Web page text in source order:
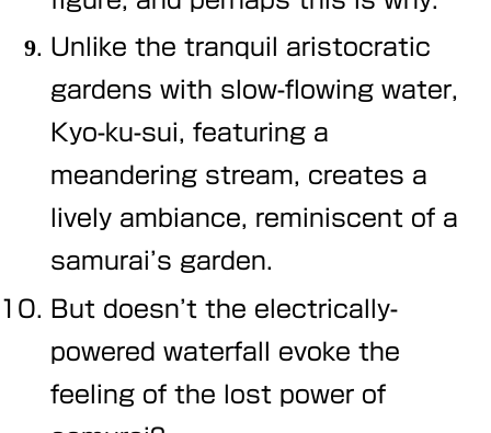
Unlike the tranquil aristocratic
gardens with slow-flowing water,
Kyo-ku-sui, featuring a
meandering stream, creates a
lively ambiance, reminiscent of a
samurai’s garden.
But doesn’t the electrically-
powered waterfall evoke the
feeling of the lost power of